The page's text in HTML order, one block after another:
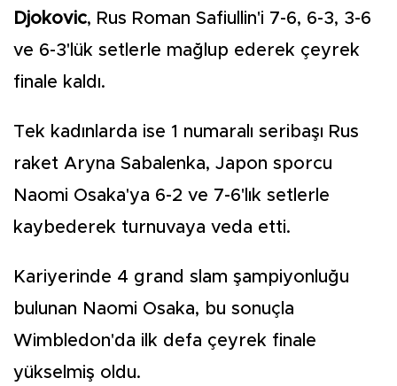
Djokovic, Rus Roman Safiullin'i 7-6, 6-3, 3-6
ve 6-3'lük setlerle mağlup ederek çeyrek
finale kaldı.
Tek kadınlarda ise 1 numaralı seribaşı Rus
raket Aryna Sabalenka, Japon sporcu
Naomi Osaka'ya 6-2 ve 7-6'lık setlerle
kaybederek turnuvaya veda etti.
Kariyerinde 4 grand slam şampiyonluğu
bulunan Naomi Osaka, bu sonuçla
Wimbledon'da ilk defa çeyrek finale
yükselmiş oldu.